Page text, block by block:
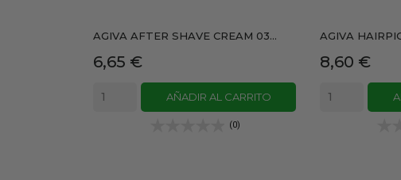
AGIVA AFTER SHAVE CREAM 03...
Precio
6,65 €
AÑADIR AL CARRITO
(0)
AGIVA
Precio
8,60 €